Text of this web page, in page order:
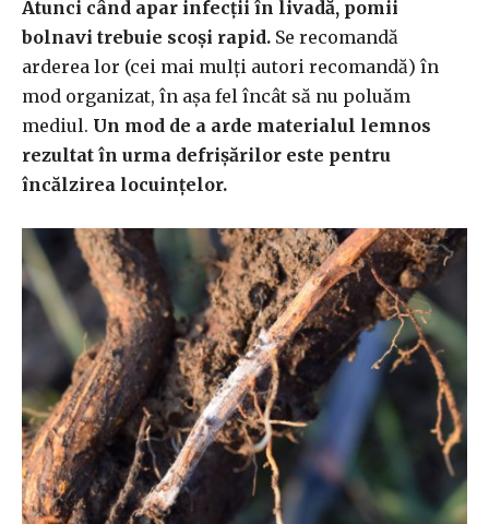
Atunci când apar infecții în livadă, pomii
bolnavi trebuie scoși rapid. Se recomandă
arderea lor (cei mai mulți autori recomandă) în
mod organizat, în așa fel încât să nu poluăm
mediul. Un mod de a arde materialul lemnos
rezultat în urma defrișărilor este pentru
încălzirea locuințelor.